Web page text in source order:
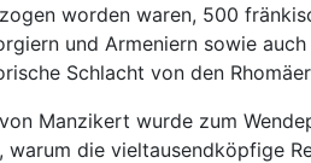
worden waren, 500
und Armeniern sowie
Schlacht von den
Manzikert wurde zum
warum die vieltausendköpfige